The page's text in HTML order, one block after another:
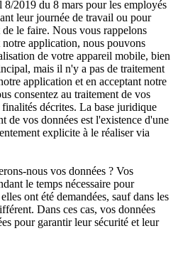
2019 du 8 mars pour les employés
leur journée de travail ou pour
le faire. Nous vous rappelons
application, nous pouvons
de votre appareil mobile, bien
mais il n'y a pas de traitement
application et en acceptant notre
consentez au traitement de vos
décrites. La base juridique
de vos données est l'existence d'une
explicite à le réaliser via
nous vos données ? Vos
le temps nécessaire pour
ont été demandées, sauf dans les
Dans ces cas, vos données
pour garantir leur sécurité et leur